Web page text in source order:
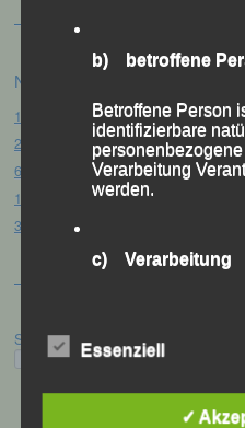
Neueste Beiträge
15. Pörndorfer Sommernachtslauf –
20. Goldener Steig-Lauf – Stozec/
61. Bergsportfest – Ortenburg,
12. Loser Berglauf – Altaussee/
32. Sommerbiathlon – Passau,
Suchen
b) betroffene
Betroffene Person
identifizierbare
Verarbeitung
werden.
c) Verarbeitung
Vorgang oder jede
Organisation, das
Essenziell
✓